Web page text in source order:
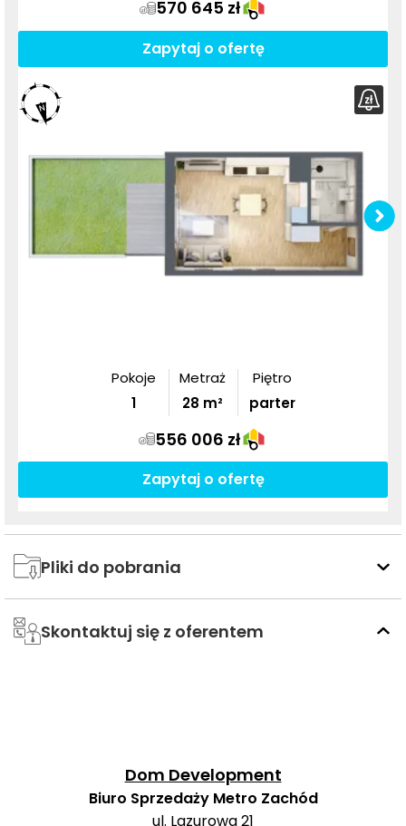
570 645 zł
Zapytaj o ofertę
Pokoje
1
Metraż
28 m²
Piętro
parter
556 006 zł
Zapytaj o ofertę
Pliki do pobrania
Skontaktuj się z oferentem
Dom Development
Biuro Sprzedaży Metro Zachód
ul. Lazurowa 21